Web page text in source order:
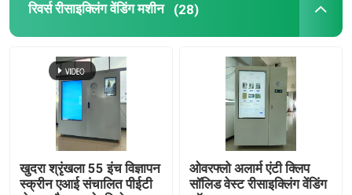
रिवर्स रीसाइक्लिंग वेंडिंग मशीन (28)
खुदरा श्रृंखला 55 इंच विज्ञापन
स्क्रीन एआई संचालित पीईटी
ओवरफ्लो अलार्म एंटी क्लिप
सॉलिड वेस्ट रीसाइक्लिंग वेंडिंग